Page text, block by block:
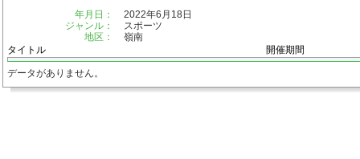
年月日：
2022年6月18日
ジャンル：
スポーツ
地区：
嶺南
タイトル
開催期間
データがありません。